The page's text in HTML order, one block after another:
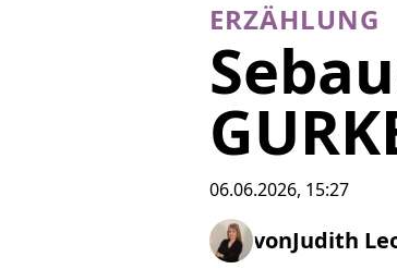
ERZÄHLUNG
06.06.2026, 15:27
vonJudith